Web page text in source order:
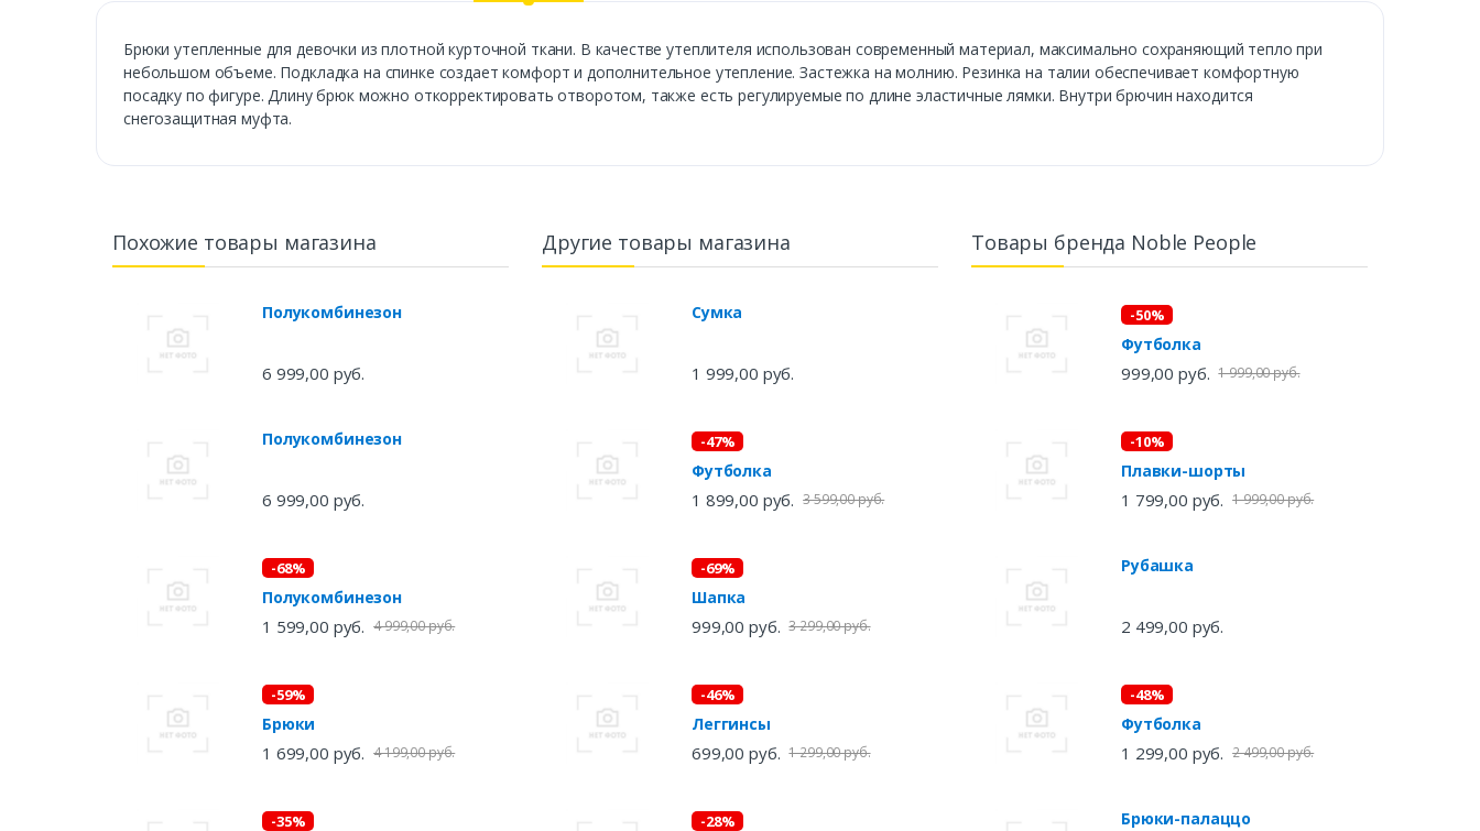
Брюки утепленные для девочки из плотной курточной ткани. В качестве утеплителя использован современный материал, максимально сохраняющий тепло при
небольшом объеме. Подкладка на спинке создает комфорт и дополнительное утепление. Застежка на молнию. Резинка на талии обеспечивает комфортную
посадку по фигуре. Длину брюк можно откорректировать отворотом, также есть регулируемые по длине эластичные лямки. Внутри брючин находится
снегозащитная муфта.
Похожие товары магазина
Полукомбинезон
6 999,00 руб.
Полукомбинезон
6 999,00 руб.
-68%
Полукомбинезон
1 599,00 руб. 4 999,00 руб.
-59%
Брюки
1 699,00 руб. 4 199,00 руб.
-35%
Другие товары магазина
Сумка
1 999,00 руб.
-47%
Футболка
1 899,00 руб. 3 599,00 руб.
-69%
Шапка
999,00 руб. 3 299,00 руб.
-46%
Леггинсы
699,00 руб. 1 299,00 руб.
-28%
Товары бренда Noble People
-50%
Футболка
999,00 руб. 1 999,00 руб.
-10%
Плавки-шорты
1 799,00 руб. 1 999,00 руб.
Рубашка
2 499,00 руб.
-48%
Футболка
1 299,00 руб. 2 499,00 руб.
Брюки-палаццо